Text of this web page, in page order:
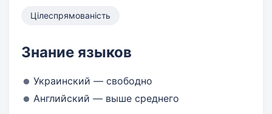
Цілеспрямованість
Знание языков
Украинский — свободно
Английский — выше среднего